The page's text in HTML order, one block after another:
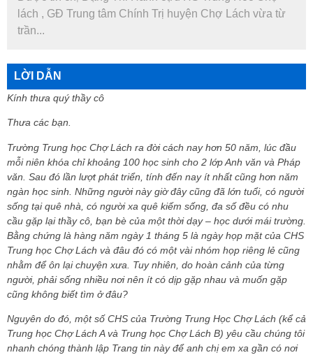
lách , GĐ Trung tâm Chính Trị huyện Chợ Lách vừa từ
trần...
LỜI DẪN
Kính thưa quý thầy cô
Thưa các bạn.
Trường Trung học Chợ Lách ra đời cách nay hơn 50 năm, lúc đầu
mỗi niên khóa chỉ khoảng 100 học sinh cho 2 lớp Anh văn và Pháp
văn. Sau đó lần lượt phát triển, tính đến nay ít nhất cũng hơn năm
ngàn học sinh. Những người này giờ đây cũng đã lớn tuổi, có người
sống tại quê nhà, có người xa quê kiếm sống, đa số đều có nhu
cầu gặp lại thầy cô, bạn bè của một thời dạy – học dưới mái trường.
Bằng chứng là hàng năm ngày 1 tháng 5 là ngày họp mặt của CHS
Trung học Chợ Lách và đâu đó có một vài nhóm họp riêng lẻ cũng
nhằm để ôn lại chuyện xưa. Tuy nhiên, do hoàn cảnh của từng
người, phải sống nhiều nơi nên ít có dịp gặp nhau và muốn gặp
cũng không biết tìm ở đâu?
Nguyên do đó, một số CHS của Trường Trung Học Chợ Lách (kể cả
Trung học Chợ Lách A và Trung học Chợ Lách B) yêu cầu chúng tôi
nhanh chóng thành lập Trang tin này để anh chị em xa gần có nơi